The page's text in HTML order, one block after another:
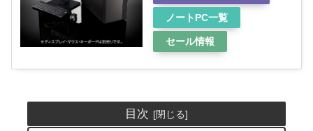
ノートPC一覧
セール情報
目次